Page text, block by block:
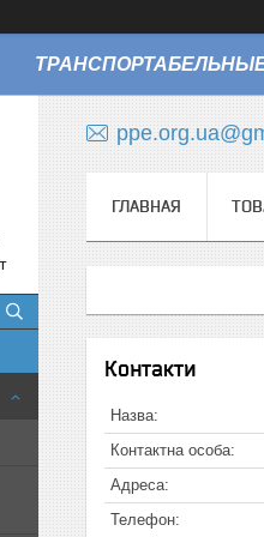
ГЛАВНАЯ
Контакти